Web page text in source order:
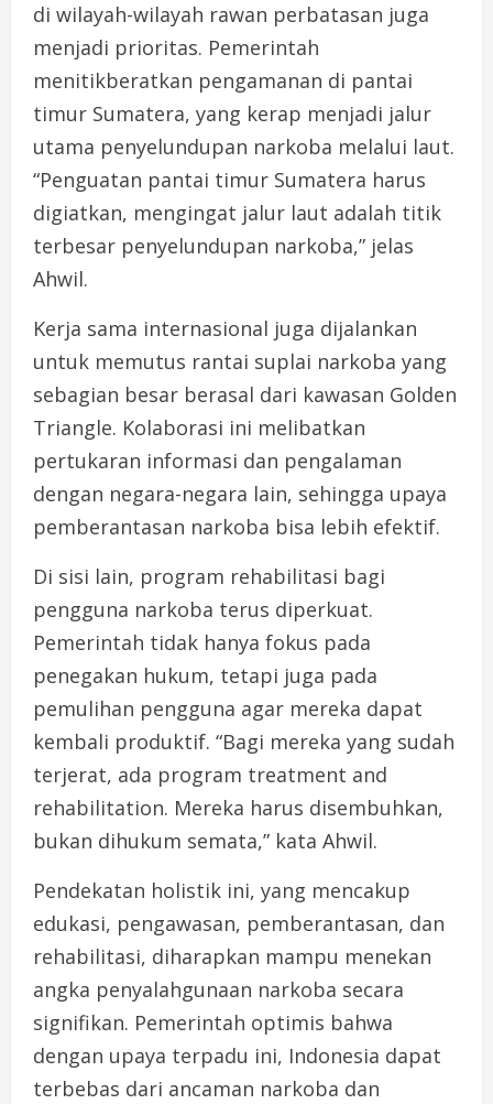
di wilayah-wilayah rawan perbatasan juga
menjadi prioritas. Pemerintah
menitikberatkan pengamanan di pantai
timur Sumatera, yang kerap menjadi jalur
utama penyelundupan narkoba melalui laut.
“Penguatan pantai timur Sumatera harus
digiatkan, mengingat jalur laut adalah titik
terbesar penyelundupan narkoba,” jelas
Ahwil.
Kerja sama internasional juga dijalankan
untuk memutus rantai suplai narkoba yang
sebagian besar berasal dari kawasan Golden
Triangle. Kolaborasi ini melibatkan
pertukaran informasi dan pengalaman
dengan negara-negara lain, sehingga upaya
pemberantasan narkoba bisa lebih efektif.
Di sisi lain, program rehabilitasi bagi
pengguna narkoba terus diperkuat.
Pemerintah tidak hanya fokus pada
penegakan hukum, tetapi juga pada
pemulihan pengguna agar mereka dapat
kembali produktif. “Bagi mereka yang sudah
terjerat, ada program treatment and
rehabilitation. Mereka harus disembuhkan,
bukan dihukum semata,” kata Ahwil.
Pendekatan holistik ini, yang mencakup
edukasi, pengawasan, pemberantasan, dan
rehabilitasi, diharapkan mampu menekan
angka penyalahgunaan narkoba secara
signifikan. Pemerintah optimis bahwa
dengan upaya terpadu ini, Indonesia dapat
terbebas dari ancaman narkoba dan